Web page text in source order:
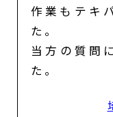
作業もテキ
た。
当方の質問
た。